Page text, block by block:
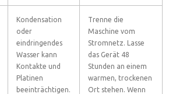
Kondensation
oder
eindringendes
Wasser kann
Kontakte und
Platinen
beeinträchtigen.
Trenne die
Maschine vom
Stromnetz. Lasse
das Gerät 48
Stunden an einem
warmen, trockenen
Ort stehen. Wenn